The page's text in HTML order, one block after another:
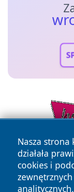
Nasza strona
działała
cookies i